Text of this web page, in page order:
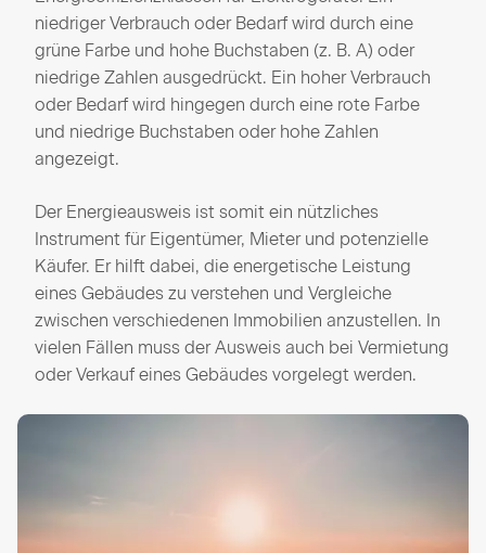
niedriger Verbrauch oder Bedarf wird durch eine
grüne Farbe und hohe Buchstaben (z. B. A) oder
niedrige Zahlen ausgedrückt. Ein hoher Verbrauch
oder Bedarf wird hingegen durch eine rote Farbe
und niedrige Buchstaben oder hohe Zahlen
angezeigt.
Der Energieausweis ist somit ein nützliches
Instrument für Eigentümer, Mieter und potenzielle
Käufer. Er hilft dabei, die energetische Leistung
eines Gebäudes zu verstehen und Vergleiche
zwischen verschiedenen Immobilien anzustellen. In
vielen Fällen muss der Ausweis auch bei Vermietung
oder Verkauf eines Gebäudes vorgelegt werden.